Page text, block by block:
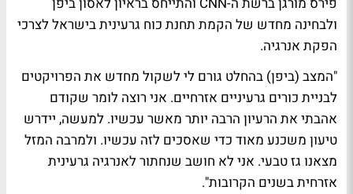
ולבחינה מחדש של הקמת תחנת כוח גרעינית בישראל לצרכי
הפקת אנרגיה.
"המצב (ביפן) בהחלט גורם לי לשקול מחדש את הפרויקטים
לבניית כורים גרעיניים אזרחיים. אני רוצה לומר שקודם
אהבתי את הרעיון הרבה יותר מאשר עכשיו. למעשה, יידרש
טיעון משכנע מאוד כדי שאסכים לזה עכשיו. ולמרבה המזל
מצאנו גז טבעי. אני לא חושב שנחתור לאנרגיה גרעינית
אזרחית בשנים הקרובות".